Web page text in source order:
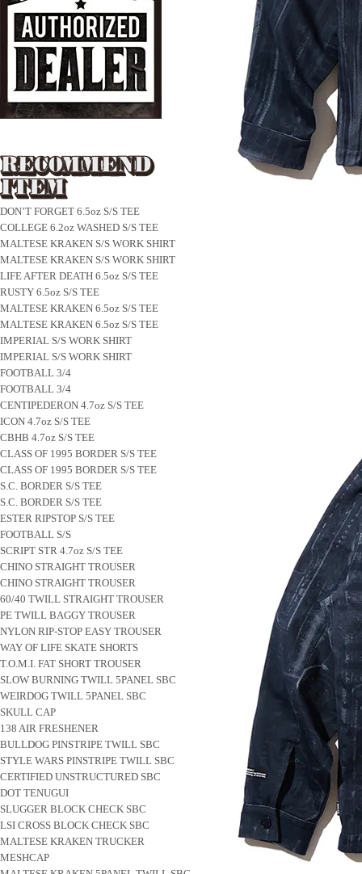
DON’T FORGET 6.5oz S/S TEE
COLLEGE 6.2oz WASHED S/S TEE
MALTESE KRAKEN S/S WORK SHIRT
MALTESE KRAKEN S/S WORK SHIRT
LIFE AFTER DEATH 6.5oz S/S TEE
RUSTY 6.5oz S/S TEE
MALTESE KRAKEN 6.5oz S/S TEE
MALTESE KRAKEN 6.5oz S/S TEE
IMPERIAL S/S WORK SHIRT
IMPERIAL S/S WORK SHIRT
FOOTBALL 3/4
FOOTBALL 3/4
CENTIPEDERON 4.7oz S/S TEE
ICON 4.7oz S/S TEE
CBHB 4.7oz S/S TEE
CLASS OF 1995 BORDER S/S TEE
CLASS OF 1995 BORDER S/S TEE
S.C. BORDER S/S TEE
S.C. BORDER S/S TEE
ESTER RIPSTOP S/S TEE
FOOTBALL S/S
SCRIPT STR 4.7oz S/S TEE
CHINO STRAIGHT TROUSER
CHINO STRAIGHT TROUSER
60/40 TWILL STRAIGHT TROUSER
PE TWILL BAGGY TROUSER
NYLON RIP-STOP EASY TROUSER
WAY OF LIFE SKATE SHORTS
T.O.M.I. FAT SHORT TROUSER
SLOW BURNING TWILL 5PANEL SBC
WEIRDOG TWILL 5PANEL SBC
SKULL CAP
138 AIR FRESHENER
BULLDOG PINSTRIPE TWILL SBC
STYLE WARS PINSTRIPE TWILL SBC
CERTIFIED UNSTRUCTURED SBC
DOT TENUGUI
SLUGGER BLOCK CHECK SBC
LSI CROSS BLOCK CHECK SBC
MALTESE KRAKEN TRUCKER
MESHCAP